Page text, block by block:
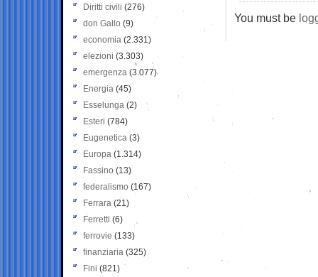
You must be
Diritti civili (276)
don Gallo (9)
economia (2.331)
elezioni (3.303)
emergenza (3.077)
Energia (45)
Esselunga (2)
Esteri (784)
Eugenetica (3)
Europa (1.314)
Fassino (13)
federalismo (167)
Ferrara (21)
Ferretti (6)
ferrovie (133)
finanziaria (325)
Fini (821)